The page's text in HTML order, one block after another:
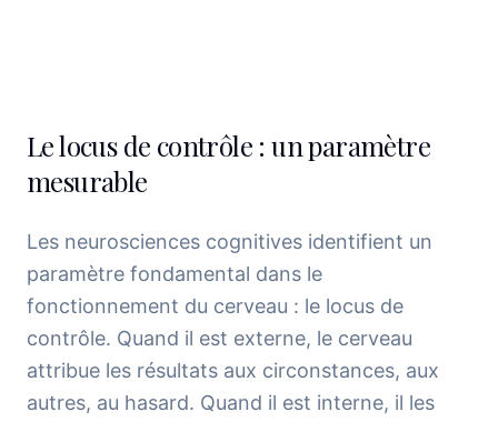
Le locus de contrôle : un paramètre
mesurable
Les neurosciences cognitives identifient un
paramètre fondamental dans le
fonctionnement du cerveau : le locus de
contrôle. Quand il est externe, le cerveau
attribue les résultats aux circonstances, aux
autres, au hasard. Quand il est interne, il les